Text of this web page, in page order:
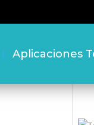
Aplicaciones